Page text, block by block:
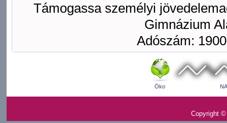
Támogassa személyi
Gimnázium
Adószám:
Öko
Copyright